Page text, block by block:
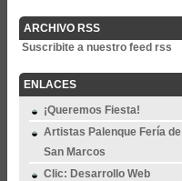
ARCHIVO RSS
Suscribite a nuestro feed rss
ENLACES
¡Queremos Fiesta!
Artistas Palenque Fería de
San Marcos
Clic: Desarrollo Web